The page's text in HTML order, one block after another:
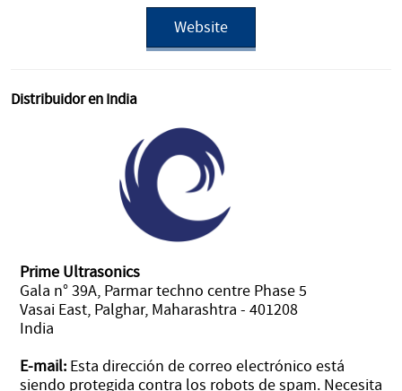
Website
Distribuidor en India
Prime Ultrasonics
Gala n° 39A, Parmar techno centre Phase 5
Vasai East, Palghar, Maharashtra - 401208
India
E-mail: Esta dirección de correo electrónico está
siendo protegida contra los robots de spam. Necesita